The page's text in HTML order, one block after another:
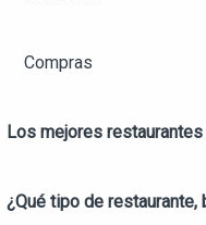
Compras
Los mejores
¿Qué tipo de restaurante,
seguridad